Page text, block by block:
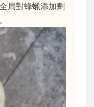
局對蜂蠟添加劑